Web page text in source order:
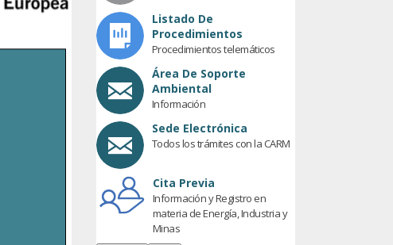
Listado De
Procedimientos
Procedimientos telemáticos
Área De Soporte
Ambiental
Información
Sede Electrónica
Todos los trámites con la CARM
Cita Previa
Información y Registro en
materia de Energía, Industria y
Minas